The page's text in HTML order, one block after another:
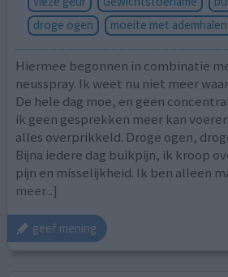
droge ogen
moeite met ademhalen
Hiermee begonnen in combinatie
neusspray. Ik weet nu niet meer
De hele dag moe, en geen
ik geen gesprekken meer kan
alles overprikkeld. Droge ogen,
Bijna iedere dag buikpijn, ik kroop
pijn en misselijkheid. Ik ben alleen
meer...]
geef mening